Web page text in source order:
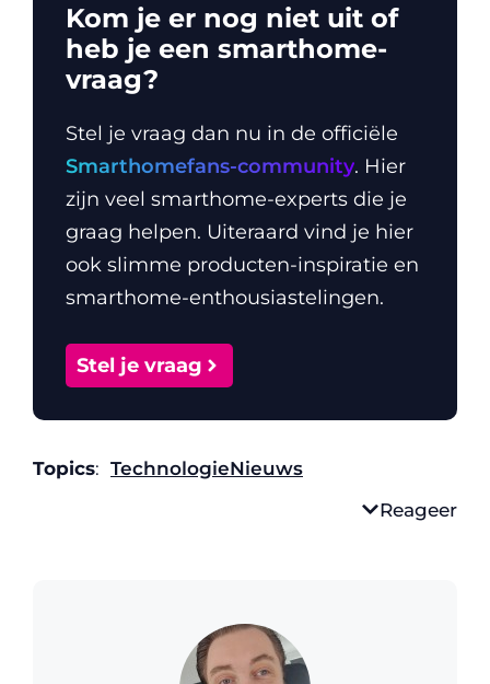
Kom je er nog niet uit of
heb je een smarthome-
vraag?
Stel je vraag dan nu in de officiële
Smarthomefans-community. Hier
zijn veel smarthome-experts die je
graag helpen. Uiteraard vind je hier
ook slimme producten-inspiratie en
smarthome-enthousiastelingen.
Stel je vraag
Topics: TechnologieNieuws
Reageer